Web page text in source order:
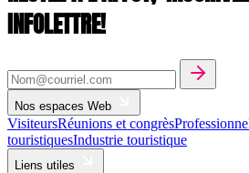
INFOLETTRE!
Nos espaces Web
VisiteursRéunions et congrès
touristiquesIndustrie touristique
Liens utiles